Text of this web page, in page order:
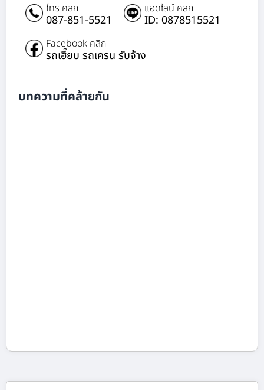
โทร คลิก
087-851-5521
แอดไลน์ คลิก
ID: 0878515521
Facebook คลิก
รถเฮี๊ยบ รถเครน รับจ้าง
บทความที่คล้ายกัน